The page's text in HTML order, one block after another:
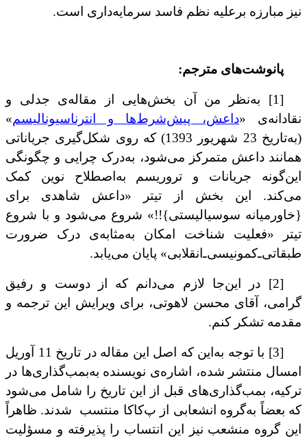
نیز مبارزه برعلیه نظم فاسد سرمایه‌داری است.
پانوشت‌های مترجم:
[1] به‌نظر من آن بخش‌هایی از مقاله‌ی جدلی و
نقادانه‌ی «داعش، پیش‌شرط‌ها و انترناسیونالیسم»
(به‌تاریخ 23 شهریور 1393) که روی شکل‌گیری جریاناتی
همانند داعش متمرکز می‌شود، به‌درک چرایی و چگونگی
این‌گونه جریانات و تروریسم به‌اصطلاح نوین کمک
می‌کند. این بخش از تیتر «داعش شاهدی برای
{خاورمیانه سوسیالیستی}!!» شروع می‌شود و با شروع
تیتر «فعلیت شناخت امکان به‌مثابه‌ی درک ضرورت
طبقاتی‌ـ‌کمونیسی‌ـ‌انقلابی» پایان می‌یابد.
[2] در این‌جا لازم می‌دانم که از دوست و رفیق
گرامی‌، آقای محسن لاهوتی، برای ویرایش این ترجمه و
مقدمه تشکر کنم.
[3] با توجه به‌این که اصل این مقاله در تاریخ 11 آوریل
امسال منتشر شده، اشاره‌ی نویسنده به‌‌بمب‌گذاری‌ها در
ترکیه، بمب‌گذاری‌های قبل از این تاریخ را شامل می‌شود
که بعضاً به‌گروه انشعابی از پ‌کاکا منتسب شدند. ظاهراً
این گروه منشعب نیز این انتساب را پذیرفته و مسؤلیت